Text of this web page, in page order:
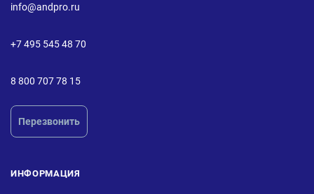
info@andpro.ru
+7 495 545 48 70
8 800 707 78 15
Перезвонить
ИНФОРМАЦИЯ